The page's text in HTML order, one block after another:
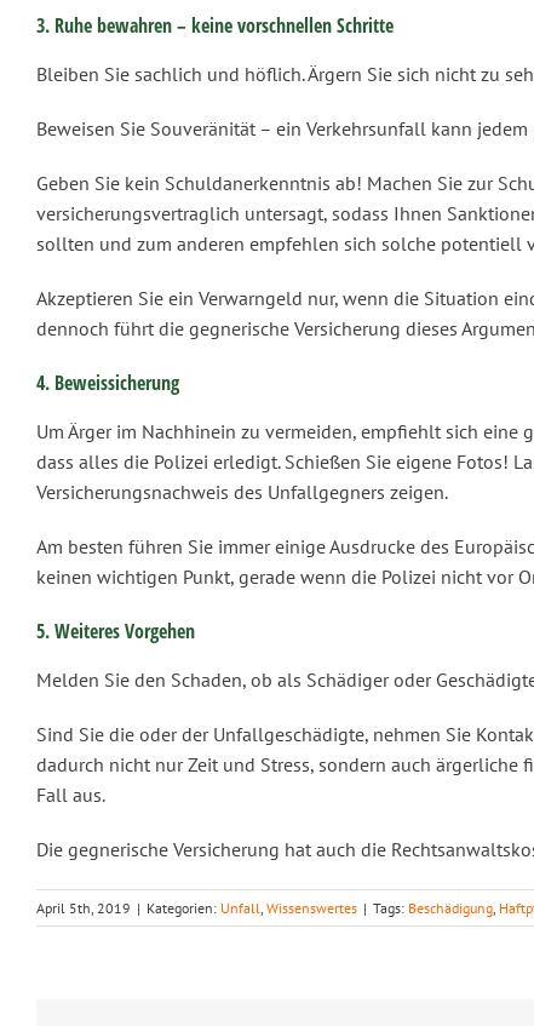
3. Ruhe bewahren – keine vorschnellen Schritte
Bleiben Sie sachlich und höflich. Ärgern Sie sich nicht zu
Beweisen Sie Souveränität – ein Verkehrsunfall kann jedem
Geben Sie kein Schuldanerkenntnis ab! Machen Sie zur
versicherungsvertraglich untersagt, sodass Ihnen
sollten und zum anderen empfehlen sich solche potentiell
Akzeptieren Sie ein Verwarngeld nur, wenn die Situation
dennoch führt die gegnerische Versicherung dieses
4. Beweissicherung
Um Ärger im Nachhinein zu vermeiden, empfiehlt sich
dass alles die Polizei erledigt. Schießen Sie eigene Fotos!
Versicherungsnachweis des Unfallgegners zeigen.
Am besten führen Sie immer einige Ausdrucke des
keinen wichtigen Punkt, gerade wenn die Polizei nicht vor
5. Weiteres Vorgehen
Melden Sie den Schaden, ob als Schädiger oder
Sind Sie die oder der Unfallgeschädigte, nehmen Sie
dadurch nicht nur Zeit und Stress, sondern auch
Fall aus.
Die gegnerische Versicherung hat auch die
April 5th, 2019 | Kategorien: Unfall, Wissenswertes | Tags: Beschädigung,